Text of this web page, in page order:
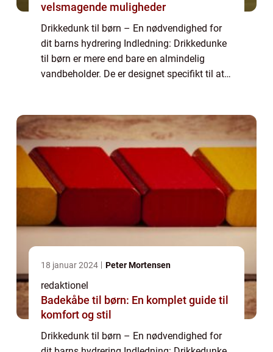
velsmagende muligheder
Drikkedunk til børn – En nødvendighed for
dit barns hydrering Indledning: Drikkedunke
til børn er mere end bare en almindelig
vandbeholder. De er designet specifikt til at
18 januar 2024 Peter Mortensen
redaktionel
Badekåbe til børn: En komplet guide til
komfort og stil
Drikkedunk til børn – En nødvendighed for